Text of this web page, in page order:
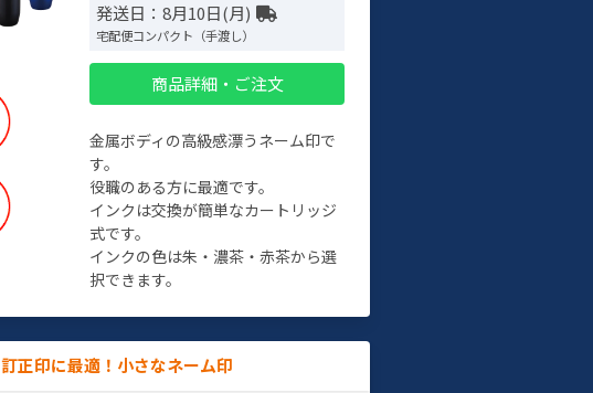
発送日：8月10日(月)
宅配便コンパクト（手渡し）
商品詳細・ご注文
金属ボディの高級感漂うネーム印で
す。
役職のある方に最適です。
インクは交換が簡単なカートリッジ
式です。
インクの色は朱・濃茶・赤茶から選
択できます。
訂正印に最適！小さなネーム印